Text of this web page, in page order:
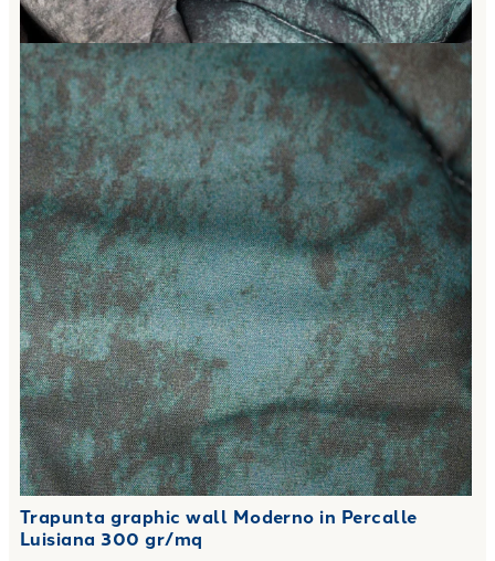
Trapunta graphic wall Moderno in Percalle
Luisiana 300 gr/mq